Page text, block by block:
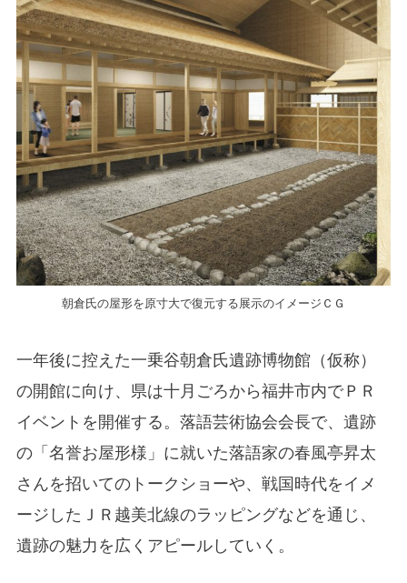
朝倉氏の屋形を原寸大で復元する展示のイメージＣＧ
一年後に控えた一乗谷朝倉氏遺跡博物館（仮称）
の開館に向け、県は十月ごろから福井市内でＰＲ
イベントを開催する。落語芸術協会会長で、遺跡
の「名誉お屋形様」に就いた落語家の春風亭昇太
さんを招いてのトークショーや、戦国時代をイメ
ージしたＪＲ越美北線のラッピングなどを通じ、
遺跡の魅力を広くアピールしていく。